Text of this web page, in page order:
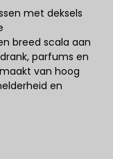
met deksels
breed scala aan
parfums en
van hoog
en